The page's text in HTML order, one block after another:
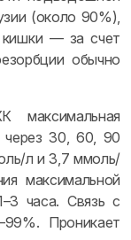
(около 90%),
— за счет
обычно
через 30, 60, 90
л и 3,7 ммоль/
максимальной
часа. Связь с
Проникает